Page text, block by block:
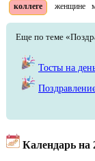
коллеге
женщине
Еще по теме
Тосты на
Календарь на